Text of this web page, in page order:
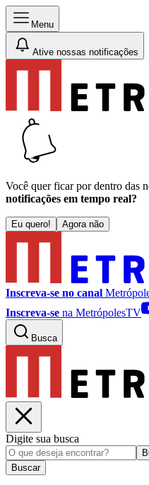
Menu
Ative nossas notificações
Você quer ficar por dentro das
notificações em tempo real?
Eu quero! Agora não
Inscreva-se no canal
Inscreva-se na MetrópolesTV
Busca
Digite sua busca
Buscar